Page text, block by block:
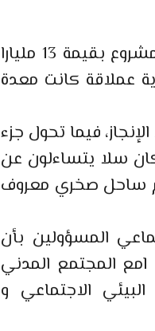
ضربت سواحل مدينة سلا قبل يومين، أمواج قوية أدت إلى تدمير مشروع بقيمة 13 مليارا
عملاقة كانت معدة
فيما تحول جزء
سلا يتساءلون عن
ساحل صخري معروف
المسؤولين بأن
تكون الرؤية و التخطيط في مثل هذه البرامج والمشاريع بإشراك lمع المجتمع المدني
الاجتماعي و